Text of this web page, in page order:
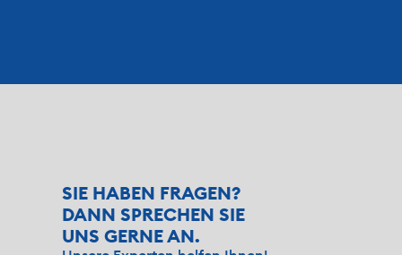
SIE HABEN FRAGEN?
DANN SPRECHEN SIE
UNS GERNE AN.